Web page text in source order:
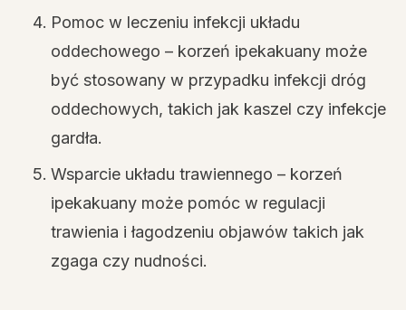
Pomoc w leczeniu infekcji układu
oddechowego – korzeń ipekakuany może
być stosowany w przypadku infekcji dróg
oddechowych, takich jak kaszel czy infekcje
gardła.
Wsparcie układu trawiennego – korzeń
ipekakuany może pomóc w regulacji
trawienia i łagodzeniu objawów takich jak
zgaga czy nudności.